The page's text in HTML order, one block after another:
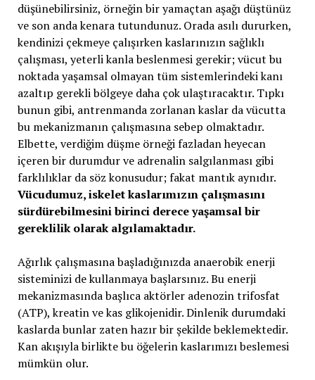
düşünebilirsiniz, örneğin bir yamaçtan aşağı düştünüz
ve son anda kenara tutundunuz. Orada asılı dururken,
kendinizi çekmeye çalışırken kaslarınızın sağlıklı
çalışması, yeterli kanla beslenmesi gerekir; vücut bu
noktada yaşamsal olmayan tüm sistemlerindeki kanı
azaltıp gerekli bölgeye daha çok ulaştıracaktır. Tıpkı
bunun gibi, antrenmanda zorlanan kaslar da vücutta
bu mekanizmanın çalışmasına sebep olmaktadır.
Elbette, verdiğim düşme örneği fazladan heyecan
içeren bir durumdur ve adrenalin salgılanması gibi
farklılıklar da söz konusudur; fakat mantık aynıdır.
Vücudumuz, iskelet kaslarımızın çalışmasını
sürdürebilmesini birinci derece yaşamsal bir
gereklilik olarak algılamaktadır.
Ağırlık çalışmasına başladığınızda anaerobik enerji
sisteminizi de kullanmaya başlarsınız. Bu enerji
mekanizmasında başlıca aktörler adenozin trifosfat
(ATP), kreatin ve kas glikojenidir. Dinlenik durumdaki
kaslarda bunlar zaten hazır bir şekilde beklemektedir.
Kan akışıyla birlikte bu öğelerin kaslarımızı beslemesi
mümkün olur.